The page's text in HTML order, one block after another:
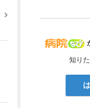
知り